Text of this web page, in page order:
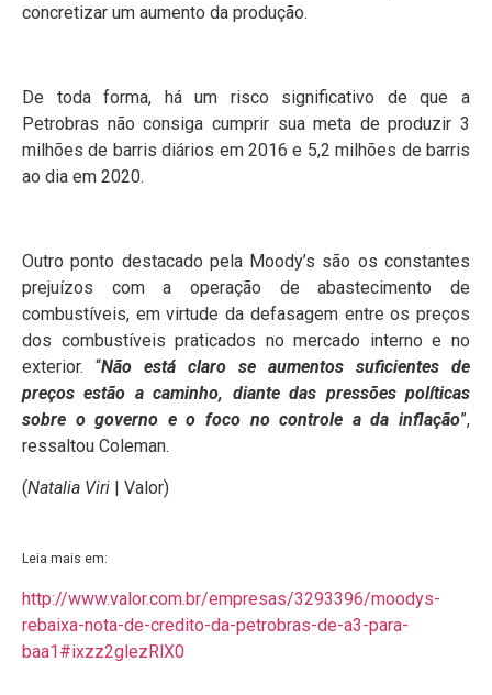
concretizar um aumento da produção.
De toda forma, há um risco significativo de que a
Petrobras não consiga cumprir sua meta de produzir 3
milhões de barris diários em 2016 e 5,2 milhões de barris
ao dia em 2020.
Outro ponto destacado pela Moody’s são os constantes
prejuízos com a operação de abastecimento de
combustíveis, em virtude da defasagem entre os preços
dos combustíveis praticados no mercado interno e no
exterior. “Não está claro se aumentos suficientes de
preços estão a caminho, diante das pressões políticas
sobre o governo e o foco no controle a da inflação”,
ressaltou Coleman.
(Natalia Viri | Valor)
Leia mais em:
http://www.valor.com.br/empresas/3293396/moodys-
rebaixa-nota-de-credito-da-petrobras-de-a3-para-
baa1#ixzz2glezRlX0